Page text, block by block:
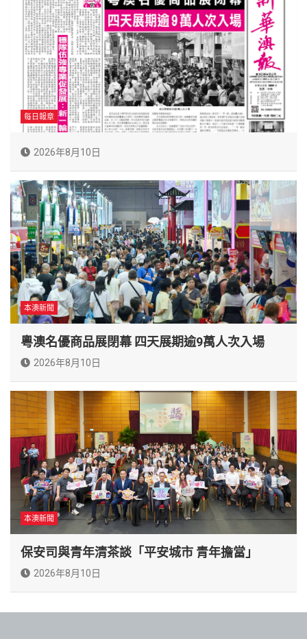
每日報章
2026年8月10日
本澳新聞
粵澳名優商品展閉幕 四天展期逾9萬人次入場
2026年8月10日
本澳新聞
保安司與青年清茶談「平安城市 青年擔當」
2026年8月10日